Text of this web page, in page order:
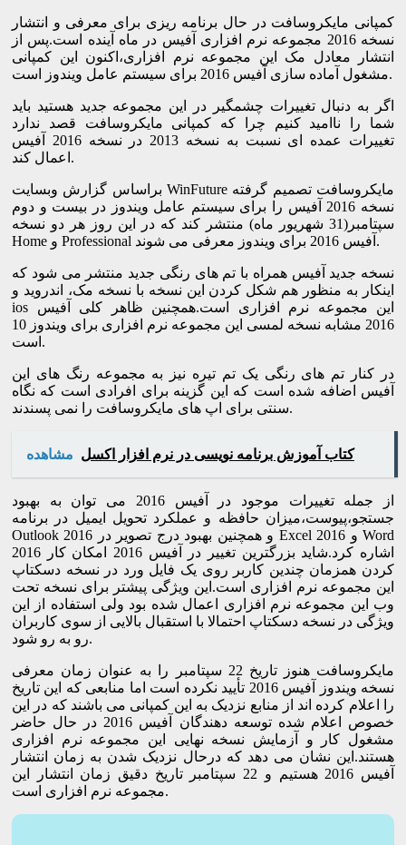
کمپانی مایکروسافت در حال برنامه ریزی برای معرفی و انتشار
نسخه 2016 مجموعه نرم افزاری آفیس در ماه آینده است.پس از
انتشار معادل مک این مجموعه نرم افزاری،اکنون این کمپانی
مشغول آماده سازی آفیس 2016 برای سیستم عامل ویندوز است.
اگر به دنبال تغییرات چشمگیر در این مجموعه جدید هستید باید
شما را ناامید کنیم چرا که کمپانی مایکروسافت قصد ندارد
تغییرات عمده ای نسبت به نسخه 2013 در نسخه 2016 آفیس
اعمال کند.
براساس گزارش وبسایت WinFuture مایکروسافت تصمیم گرفته
نسخه 2016 آفیس را برای سیستم عامل ویندوز در بیست و دوم
سپتامبر(31 شهریور ماه) منتشر کند که در این روز هر دو نسخه
Home و Professional آفیس 2016 برای ویندوز معرفی می شوند.
نسخه جدید آفیس همراه با تم های رنگی جدید منتشر می شود که
اینکار به منظور هم شکل کردن این نسخه با نسخه مک، اندروید و
ios این مجموعه نرم افزاری است.همچنین ظاهر کلی آفیس
2016 مشابه نسخه لمسی این مجموعه نرم افزاری برای ویندوز 10
است.
در کنار تم های رنگی یک تم تیره نیز به مجموعه رنگ های این
آفیس اضافه شده است که این گزینه برای افرادی است که نگاه
سنتی برای اپ های مایکروسافت را نمی پسندند.
مشاهده کتاب آموزش برنامه نویسی در نرم افزار اکسل
از جمله تغییرات موجود در آفیس 2016 می توان به بهبود
جستجو،پیوست،میزان حافظه و عملکرد تحویل ایمیل در برنامه
Outlook 2016 و همچنین بهبود درج تصویر در Excel 2016 و Word
2016 اشاره کرد.شاید بزرگترین تغییر در آفیس 2016 امکان کار
کردن همزمان چندین کاربر روی یک فایل ورد در نسخه دسکتاپ
این مجموعه نرم افزاری است.این ویژگی پیشتر برای نسخه تحت
وب این مجموعه نرم افزاری اعمال شده بود ولی استفاده از این
ویژگی در نسخه دسکتاپ احتمالا با استقبال بالایی از سوی کاربران
رو به رو شود.
مایکروسافت هنوز تاریخ 22 سپتامبر را به عنوان زمان معرفی
نسخه ویندوز آفیس 2016 تأیید نکرده است اما منابعی که این تاریخ
را اعلام کرده اند از منابع نزدیک به این کمپانی می باشند که در این
خصوص اعلام شده توسعه دهندگان آفیس 2016 در حال حاضر
مشغول کار و آزمایش نسخه نهایی این مجموعه نرم افزاری
هستند.این نشان می دهد که درحال نزدیک شدن به زمان انتشار
آفیس 2016 هستیم و 22 سپتامبر تاریخ دقیق زمان انتشار این
مجموعه نرم افزاری است.